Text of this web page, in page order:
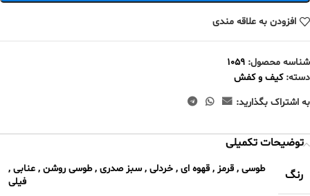
افزودن به علاقه مندی
شناسه محصول: 1059
دسته: کیف و کفش
به اشتراک بگذارید:
توضیحات تکمیلی
رنگ طوسی , قرمز , قهوه ای , خردلی ,سبز صدری ,طوسی روشن , عنابی ,
فیلی